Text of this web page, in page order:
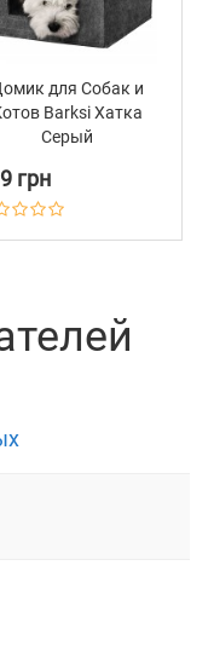
для Собак и
Barksi Хатка
Серый
грн